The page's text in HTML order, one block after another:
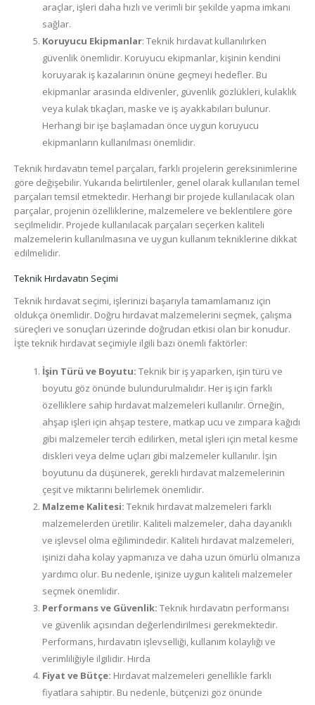
araçlar, işleri daha hızlı ve verimli bir şekilde yapma imkanı
sağlar.
Koruyucu Ekipmanlar: Teknik hırdavat kullanılırken
güvenlik önemlidir. Koruyucu ekipmanlar, kişinin kendini
koruyarak iş kazalarının önüne geçmeyi hedefler. Bu
ekipmanlar arasında eldivenler, güvenlik gözlükleri, kulaklık
veya kulak tıkaçları, maske ve iş ayakkabıları bulunur.
Herhangi bir işe başlamadan önce uygun koruyucu
ekipmanların kullanılması önemlidir.
Teknik hırdavatın temel parçaları, farklı projelerin gereksinimlerine
göre değişebilir. Yukarıda belirtilenler, genel olarak kullanılan temel
parçaları temsil etmektedir. Herhangi bir projede kullanılacak olan
parçalar, projenin özelliklerine, malzemelere ve beklentilere göre
seçilmelidir. Projede kullanılacak parçaları seçerken kaliteli
malzemelerin kullanılmasına ve uygun kullanım tekniklerine dikkat
edilmelidir.
Teknik Hırdavatın Seçimi
Teknik hırdavat seçimi, işlerinizi başarıyla tamamlamanız için
oldukça önemlidir. Doğru hırdavat malzemelerini seçmek, çalışma
süreçleri ve sonuçları üzerinde doğrudan etkisi olan bir konudur.
İşte teknik hırdavat seçimiyle ilgili bazı önemli faktörler:
İşin Türü ve Boyutu: Teknik bir iş yaparken, işin türü ve
boyutu göz önünde bulundurulmalıdır. Her iş için farklı
özelliklere sahip hırdavat malzemeleri kullanılır. Örneğin,
ahşap işleri için ahşap testere, matkap ucu ve zımpara kağıdı
gibi malzemeler tercih edilirken, metal işleri için metal kesme
diskleri veya delme uçları gibi malzemeler kullanılır. İşin
boyutunu da düşünerek, gerekli hırdavat malzemelerinin
çeşit ve miktarını belirlemek önemlidir.
Malzeme Kalitesi: Teknik hırdavat malzemeleri farklı
malzemelerden üretilir. Kaliteli malzemeler, daha dayanıklı
ve işlevsel olma eğilimindedir. Kaliteli hırdavat malzemeleri,
işinizi daha kolay yapmanıza ve daha uzun ömürlü olmanıza
yardımcı olur. Bu nedenle, işinize uygun kaliteli malzemeler
seçmek önemlidir.
Performans ve Güvenlik: Teknik hırdavatın performansı
ve güvenlik açısından değerlendirilmesi gerekmektedir.
Performans, hırdavatın işlevselliği, kullanım kolaylığı ve
verimliliğiyle ilgilidir. Hırda
Fiyat ve Bütçe: Hırdavat malzemeleri genellikle farklı
fiyatlara sahiptir. Bu nedenle, bütçenizi göz önünde